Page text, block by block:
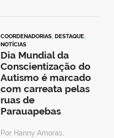
COORDENADORIAS, DESTAQUE,
NOTÍCIAS
Dia Mundial da
Conscientização do
Autismo é marcado
com carreata pelas
ruas de
Parauapebas
Por Hanny Amoras,